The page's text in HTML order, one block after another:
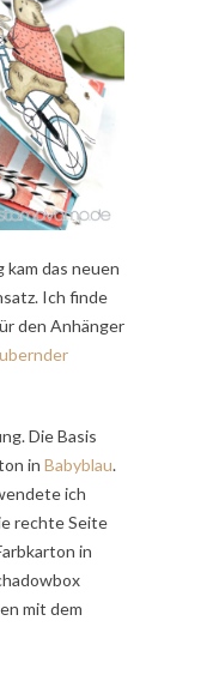
kam das neuen
Ich finde
den Anhänger
Die Basis
in Babyblau.
ich
rechte Seite
in
mit dem